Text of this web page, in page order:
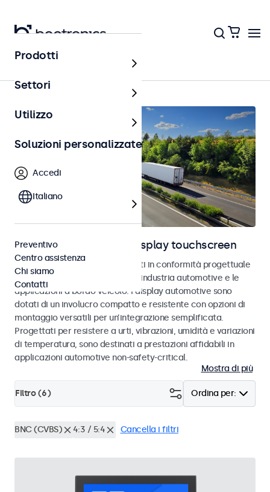
Home
Monitor automotive e display touchscreen
Monitor e touchscreen sviluppati in conformità progettuale
agli standard eMark e SAE per l’industria automotive e le
applicazioni a bordo veicolo. I display automotive sono
dotati di un involucro compatto e resistente con opzioni di
montaggio versatili per un’integrazione semplificata.
Progettati per resistere a urti, vibrazioni, umidità e variazioni
di temperatura, sono destinati a prestazioni affidabili in
applicazioni automotive non-safety-critical.
Mostra di più
Ordina per:
Filtro (6)
BNC (CVBS) 4:3 / 5:4 Cancella i filtri
Prodotti
Settori
Utilizzo
Soluzioni personalizzate
Accedi
Italiano
Preventivo
Centro assistenza
Chi siamo
Contatti